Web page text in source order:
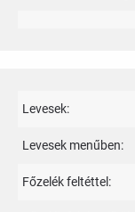
Levesek:
Levesek menűben:
Főzelék feltéttel: